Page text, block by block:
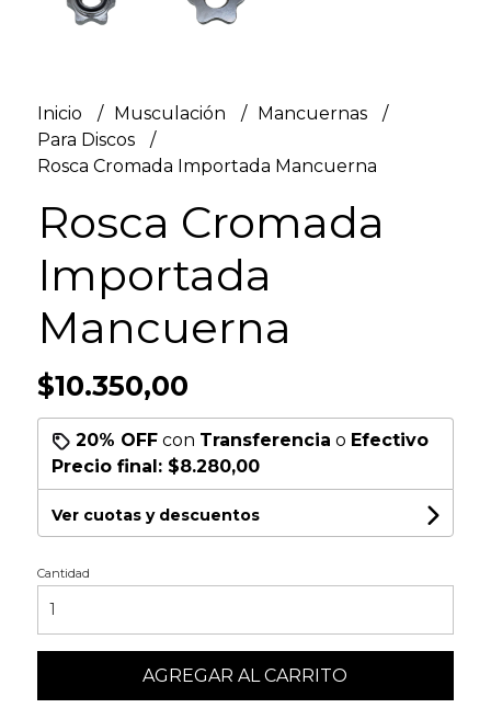
Inicio Musculación
Mancuernas
Para Discos
Rosca Cromada Importada Mancuerna
Rosca Cromada
Importada
Mancuerna
$10.350,00
20% OFFcon Transferencia o Efectivo
Precio final: $8.280,00
Ver cuotas y descuentos
Cantidad
AGREGAR AL CARRITO